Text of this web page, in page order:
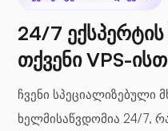
24/7
თქვენი VPS-
ჩვენი სპეციალიზებული
ხელმისაწვდომია 24/7,